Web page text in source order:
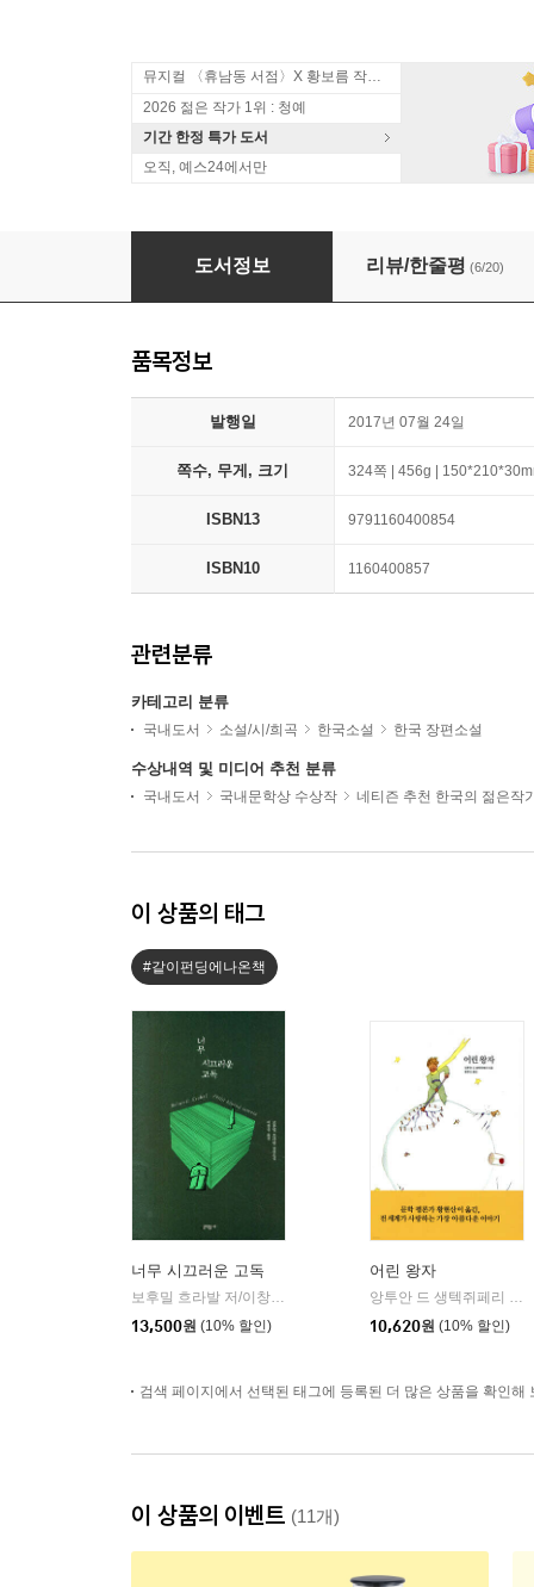
뮤지컬 〈휴남동 서점〉X 황보름 작가 북토크
2026 젊은 작가 1위 : 청예
기간 한정 특가 도서
오직, 예스24에서만
삼미 슈퍼스타즈의 마지막 팬클럽
도서정보 리뷰/한줄평 (6/20)
품목정보
발행일 2017년 07월 24일
쪽수, 무게, 크기 324쪽 | 456g |
ISBN13 9791160400854
ISBN10 1160400857
관련분류
카테고리 분류
국내도서 소설/시/희곡 한국소설 한국 장편소설
수상내역 및 미디어 추천 분류
국내도서 국내문학상 수상작 네티즌 추천 한국의 젊은작
이 상품의 태그
#같이펀딩에나온책
너무 시끄러운 고독
보후밀 흐라발 저/이창실 역
13,500원 (10% 할인)
어린 왕자
앙투안 드 생텍쥐페리 저/황현산 역
10,620원 (10% 할인)
검색 페이지에서 선택된 태그에 등록된 더 많은 상품을 확인해
이 상품의 이벤트 (11개)